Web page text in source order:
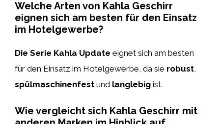
Welche Arten von Kahla Geschirr
eignen sich am besten für den Einsatz
im Hotelgewerbe?
Die Serie Kahla Update eignet sich am besten
für den Einsatz im Hotelgewerbe, da sie robust,
spülmaschinenfest und langlebig ist.
Wie vergleicht sich Kahla Geschirr mit